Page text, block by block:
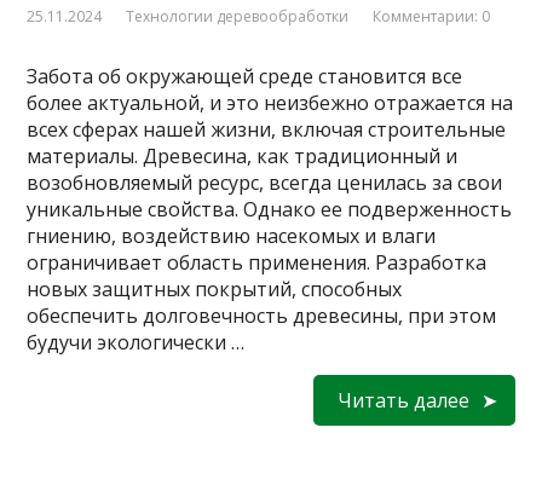
25.11.2024 Технологии деревообработки Комментарии: 0
Забота об окружающей среде становится все
более актуальной, и это неизбежно отражается на
всех сферах нашей жизни, включая строительные
материалы. Древесина, как традиционный и
возобновляемый ресурс, всегда ценилась за свои
уникальные свойства. Однако ее подверженность
гниению, воздействию насекомых и влаги
ограничивает область применения. Разработка
новых защитных покрытий, способных
обеспечить долговечность древесины, при этом
будучи экологически …
Читать далее